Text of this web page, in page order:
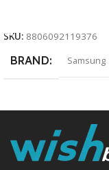
SKU: 8806092119376
BRAND Samsung